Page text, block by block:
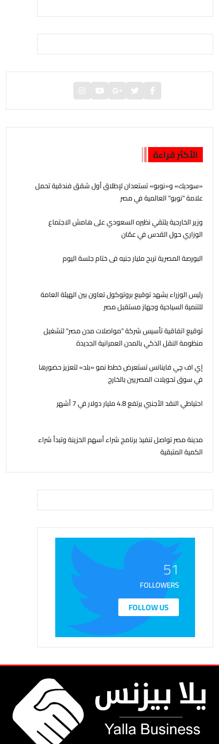
الأكثر قراءة
«سوديك» و«نوبو» تستعدان لإطلاق أول شقق فندقية تحمل
علامة "نوبو" العالمية في مصر
وزير الخارجية يلتقي نظيره السعودي على هامش الاجتماع
الوزاري حول القدس في عمّان
البورصة المصرية تربح مليار جنيه فى ختام جلسة اليوم
رئيس الوزراء يشهد توقيع بروتوكول تعاون بين الهيئة العامة
للتنمية السياحية وجهاز مستقبل مصر
توقيع اتفاقية تأسيس شركة "مواصلات مدن مصر" لتشغيل
منظومة النقل الذكي بالمدن العمرانية الجديدة
إي اف چي فاينانس تستعرض خطط نمو «بلد» لتعزيز حضورها
في سوق تحويلات المصريين بالخارج
احتياطي النقد الأجنبي يرتفع 4.8 مليار دولار في 7 أشهر
مدينة مصر تواصل تنفيذ برنامج شراء أسهم الخزينة وتبدأ شراء
الكمية المتبقية
51
FOLLOWERS
FOLLOW US